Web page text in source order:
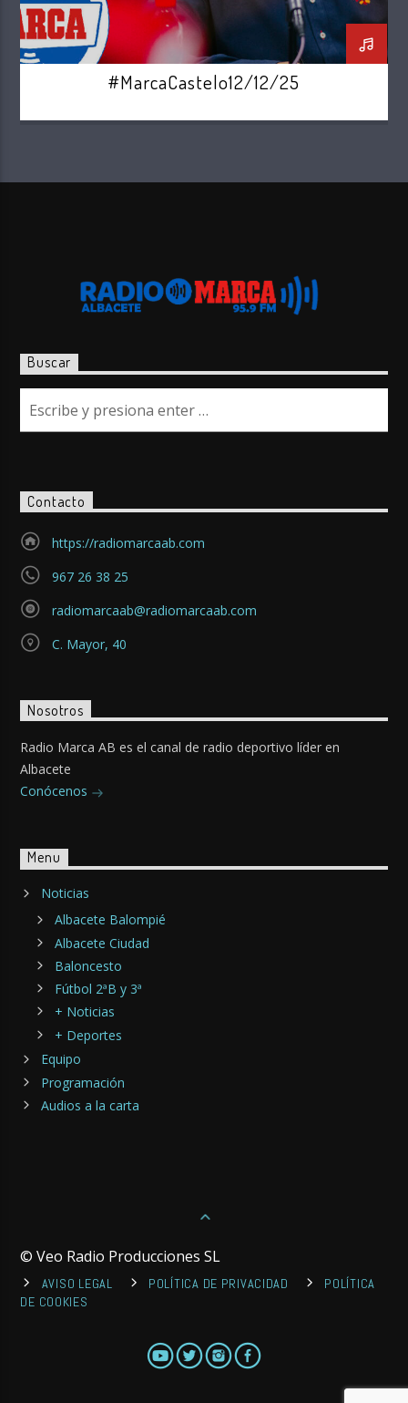
#MarcaCastelo12/12/25
Buscar
Contacto
https://radiomarcaab.com
967 26 38 25
radiomarcaab@radiomarcaab.com
C. Mayor, 40
Nosotros
Radio Marca AB es el canal de radio deportivo líder en
Albacete
Conócenos
Menu
Noticias
Albacete Balompié
Albacete Ciudad
Baloncesto
Fútbol 2ªB y 3ª
+ Noticias
+ Deportes
Equipo
Programación
Audios a la carta
© Veo Radio Producciones SL
AVISO LEGAL POLÍTICA DE PRIVACIDAD
POLÍTICA
DE COOKIES